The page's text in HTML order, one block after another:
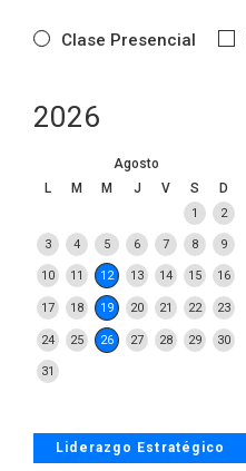
Clase Presencial
2026
Agosto
L
M M J V S D
1 2
3 4 5 6 7 8 9
10 11 12 13 14 15 16
17 18 19 20 21 22 23
24 25 26 27 28 29 30
31
Liderazgo Estratégico